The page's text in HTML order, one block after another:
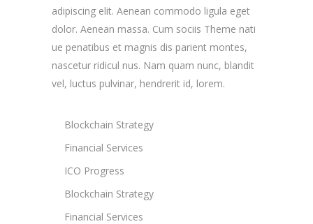
adipiscing elit. Aenean commodo ligula eget
dolor. Aenean massa. Cum sociis Theme nati
ue penatibus et magnis dis parient montes,
nascetur ridicul nus. Nam quam nunc, blandit
vel, luctus pulvinar, hendrerit id, lorem.
Blockchain Strategy
Financial Services
ICO Progress
Blockchain Strategy
Financial Services